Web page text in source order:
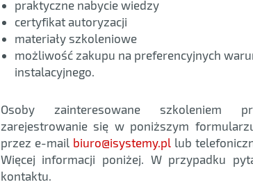
praktyczne nabycie wiedzy
certyfikat autoryzacji
materiały szkoleniowe
możliwość zakupu na preferencyjnych
instalacyjnego.
Osoby zainteresowane szkoleniem
zarejestrowanie się w poniższym
przez e-mail biuro@isystemy.pl lub
Więcej informacji poniżej. W przypadku
kontaktu.